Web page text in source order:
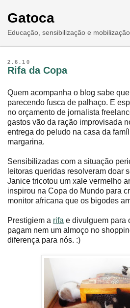
Gatoca
Educação, sensibilização e
2.6.10
Rifa da Copa
Quem acompanha o blog sabe que
parecendo fusca de palhaço. E
no orçamento de jornalista
gastos vão da ração improvisada
entrega do peludo na casa da
margarina.
Sensibilizadas com a situação
leitoras queridas resolveram doar
Janice tricotou um xale vermelho
inspirou na Copa do Mundo para
monitor africana que os bigodes
Prestigiem a rifa e divulguem para
pagam nem um almoço no
diferença para nós. :)